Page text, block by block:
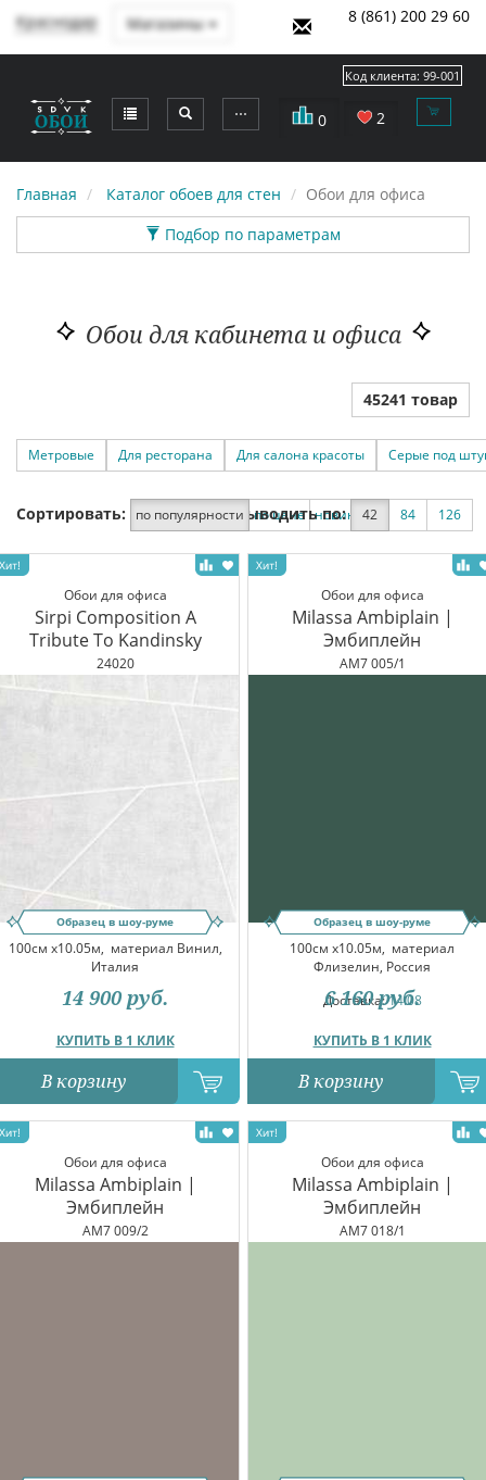
Краснодар Магазины 8 (861) 200 29 60
⋯ 0 2
Код клиента: 99-001
Главная Каталог обоев для стен
Обои для офиса
Подбор по параметрам
Обои для кабинета и офиса
45241 товар
Метровые Для ресторана Для салона красоты Серые под
Сортировать: по популярности по цене новинки по скидке
Выводить по: 42 84 126
Обои для офиса
Sirpi Composition A
Tribute To Kandinsky
24020
Образец в шоу-руме
100см x10.05м, материал Винил,
Италия
КУПИТЬ В 1 КЛИК
14 900 руб.
В корзину
Обои для офиса
Milassa Ambiplain |
Эмбиплейн
AM7 005/1
Образец в шоу-руме
100см x10.05м, материал
Флизелин, Россия
Доставка:14.08
КУПИТЬ В 1 КЛИК
6 160 руб.
В корзину
Обои для офиса
Milassa Ambiplain |
Эмбиплейн
AM7 009/2
Обои для офиса
Milassa Ambiplain |
Эмбиплейн
AM7 018/1